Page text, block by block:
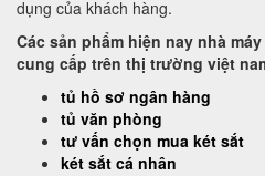
dụng của khách hàng.
Các sản phẩm hiện nay nhà
cung cấp trên thị trường việt
tủ hồ sơ ngân hàng
tủ văn phòng
tư vấn chọn mua két sắt
két sắt cá nhân